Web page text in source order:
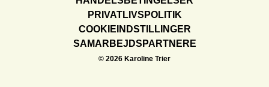
PRIVATLIVSPOLITIK
COOKIEINDSTILLINGER
SAMARBEJDSPARTNERE
© 2026 Karoline Trier